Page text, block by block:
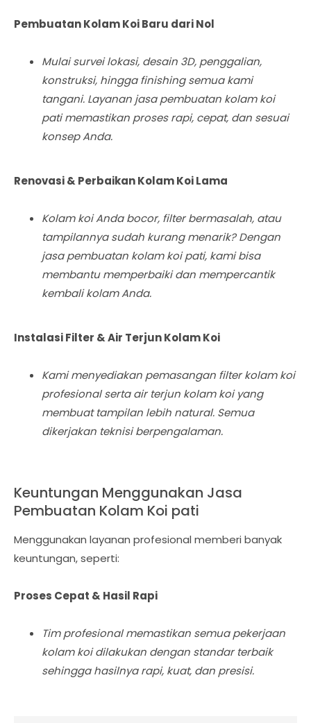
Pembuatan Kolam Koi Baru dari Nol
Mulai survei lokasi, desain 3D, penggalian,
konstruksi, hingga finishing semua kami
tangani. Layanan jasa pembuatan kolam koi
pati memastikan proses rapi, cepat, dan sesuai
konsep Anda.
Renovasi & Perbaikan Kolam Koi Lama
Kolam koi Anda bocor, filter bermasalah, atau
tampilannya sudah kurang menarik? Dengan
jasa pembuatan kolam koi pati, kami bisa
membantu memperbaiki dan mempercantik
kembali kolam Anda.
Instalasi Filter & Air Terjun Kolam Koi
Kami menyediakan pemasangan filter kolam koi
profesional serta air terjun kolam koi yang
membuat tampilan lebih natural. Semua
dikerjakan teknisi berpengalaman.
Keuntungan Menggunakan Jasa
Pembuatan Kolam Koi pati
Menggunakan layanan profesional memberi banyak
keuntungan, seperti:
Proses Cepat & Hasil Rapi
Tim profesional memastikan semua pekerjaan
kolam koi dilakukan dengan standar terbaik
sehingga hasilnya rapi, kuat, dan presisi.